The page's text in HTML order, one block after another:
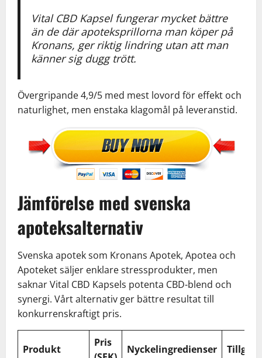
Vital CBD Kapsel fungerar mycket bättre
än de där apoteksprillorna man köper på
Kronans, ger riktig lindring utan att man
känner sig dugg trött.
Övergripande 4,9/5 med mest lovord för effekt och
naturlighet, men enstaka klagomål på leveranstid.
Jämförelse med svenska
apoteksalternativ
Svenska apotek som Kronans Apotek, Apotea och
Apoteket säljer enklare stressprodukter, men
saknar Vital CBD Kapsels potenta CBD-blend och
synergi. Vårt alternativ ger bättre resultat till
konkurrenskraftigt pris.
Produkt
Pris
Nyckelingredienser